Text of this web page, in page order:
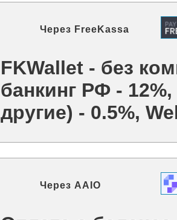
Через FreeKassa
FKWallet - без
банкинг РФ -
другие) - 0.5%,
Через AAIO